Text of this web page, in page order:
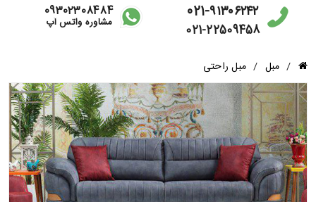
021-۹۱۳۰۶۲۴۲
021-22509458
09302308484
مشاوره واتس آپ
مبل مبل راحتی